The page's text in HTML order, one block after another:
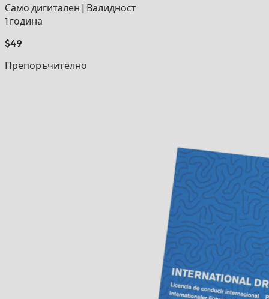
Само дигитален
Валидност
1 година
$49
Препоръчително